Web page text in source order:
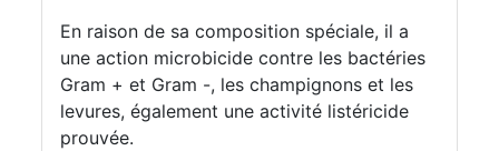
En raison de sa composition spéciale, il a
une action microbicide contre les bactéries
Gram + et Gram -, les champignons et les
levures, également une activité listéricide
prouvée.